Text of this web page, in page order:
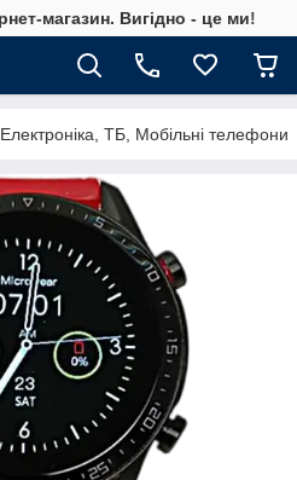
магазин. Вигiдно - це ми!
Електроніка, ТБ, Мобільні телефони